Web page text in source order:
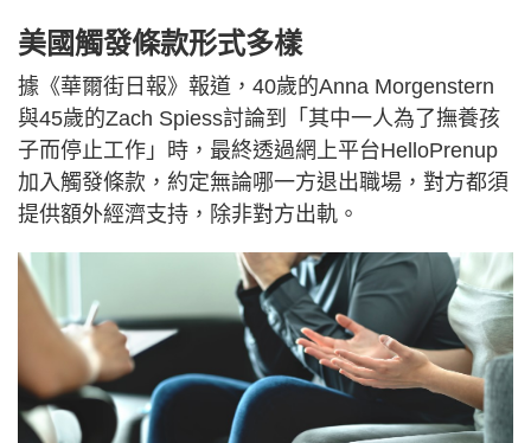
美國觸發條款形式多樣
據《華爾街日報》報道，40歲的Anna Morgenstern
與45歲的Zach Spiess討論到「其中一人為了撫養孩
子而停止工作」時，最終透過網上平台HelloPrenup
加入觸發條款，約定無論哪一方退出職場，對方都須
提供額外經濟支持，除非對方出軌。